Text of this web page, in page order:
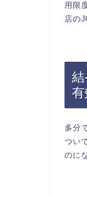
用限
店の
有
多分
つい
のに